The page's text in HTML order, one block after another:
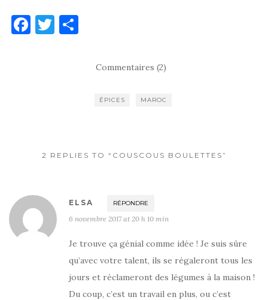
F T
Commentaires (2)
ÉPICES MAROC
2 REPLIES TO “COUSCOUS BOULETTES”
ELSA RÉPONDRE
6 novembre 2017 at 20 h 10 min
Je trouve ça génial comme idée ! Je suis sûre
qu’avec votre talent, ils se régaleront tous les
jours et réclameront des légumes à la maison !
Du coup, c’est un travail en plus, ou c’est